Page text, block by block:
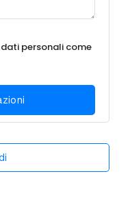
personali come